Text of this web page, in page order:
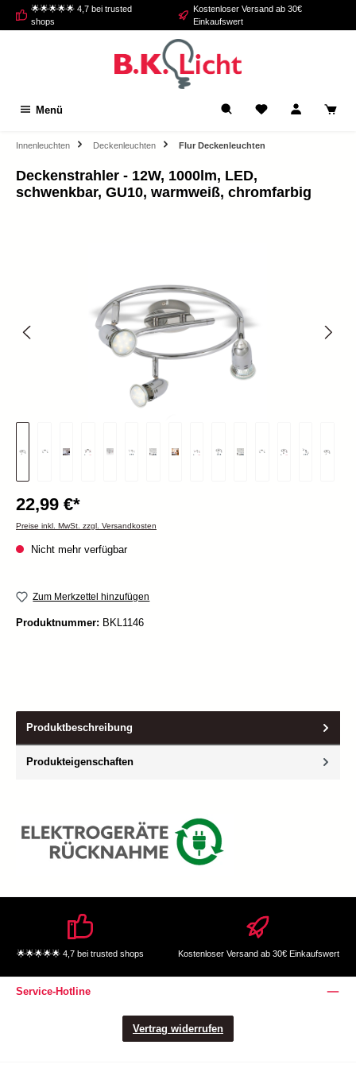
springen
🌟🌟🌟🌟🌟 4,7 bei trusted
shops
Kostenloser Versand ab 30€
Einkaufswert
Menü
Innenleuchten Deckenleuchten Flur Deckenleuchten
Deckenstrahler - 12W, 1000lm, LED,
schwenkbar, GU10, warmweiß, chromfarbig
22,99 €*
Preise inkl. MwSt. zzgl. Versandkosten
Nicht mehr verfügbar
Zum Merkzettel hinzufügen
Produktnummer: BKL1146
Produktbeschreibung
Produkteigenschaften
🌟🌟🌟🌟🌟 4,7 bei trusted shops Kostenloser Versand ab 30€ Einkaufswert
Service-Hotline
Vertrag widerrufen